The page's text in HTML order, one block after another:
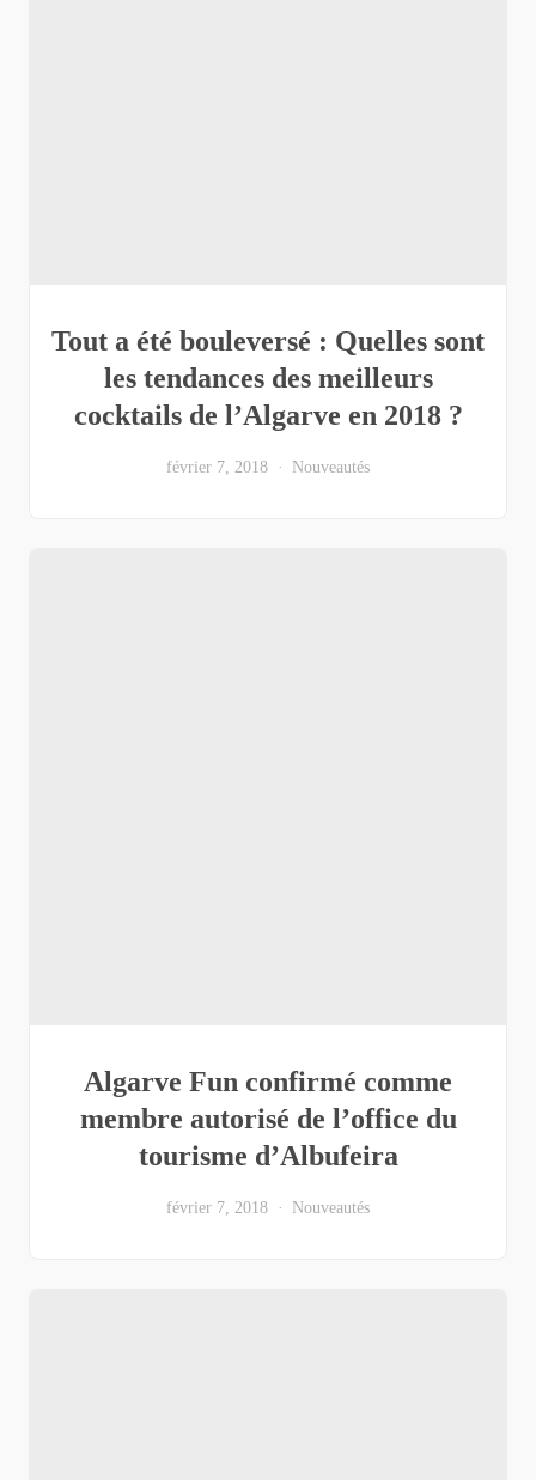
Tout a été bouleversé : Quelles sont
les tendances des meilleurs
cocktails de l’Algarve en 2018 ?
février 7, 2018 Nouveautés
Algarve Fun confirmé comme
membre autorisé de l’office du
tourisme d’Albufeira
février 7, 2018 Nouveautés